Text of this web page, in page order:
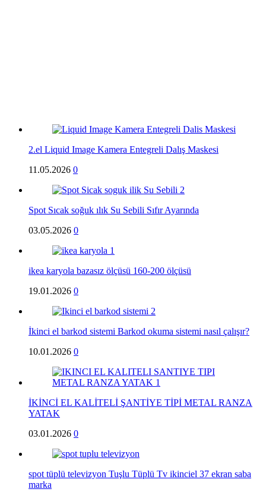
2.el Liquid Image Kamera Entegreli Dalış Maskesi
11.05.2026 0
Spot Sıcak soğuk ılık Su Sebili Sıfır Ayarında
03.05.2026 0
ikea karyola bazasız ölçüsü 160-200 ölçüsü
19.01.2026 0
İkinci el barkod sistemi Barkod okuma sistemi nasıl çalışır?
10.01.2026 0
İKİNCİ EL KALİTELİ ŞANTİYE TİPİ METAL RANZA
YATAK
03.01.2026 0
spot tüplü televizyon Tuşlu Tüplü Tv ikinciel 37 ekran saba
marka